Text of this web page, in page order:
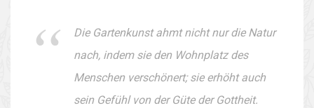
Die Gartenkunst ahmt nicht nur die Natur
nach, indem sie den Wohnplatz des
Menschen verschönert; sie erhöht auch
sein Gefühl von der Güte der Gottheit.